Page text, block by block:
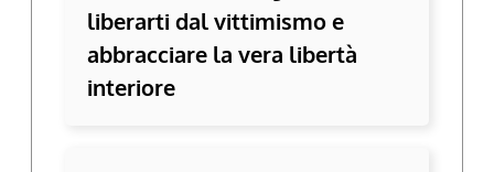
liberarti dal vittimismo e
abbracciare la vera libertà
interiore